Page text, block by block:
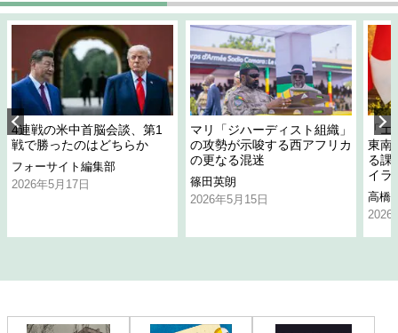
4連戦の米中首脳会談、第1
戦で勝ったのはどちらか
フォーサイト編集部
2026年5月17日
マリ「ジハーディスト組織」
の攻勢が示唆する西アフリカ
の更なる混迷
篠田英朗
2026年5月15日
「
東南
る課
イラ
高橋
2026